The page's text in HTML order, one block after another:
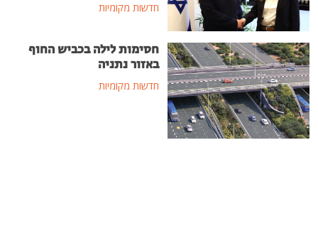
חדשות מקומיות
חסימות לילה בכביש החוף
באזור נתניה
חדשות מקומיות